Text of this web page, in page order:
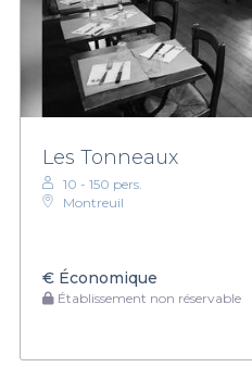
Les Tonneaux
10 - 150 pers.
Montreuil
€ Économique
Établissement non réservable